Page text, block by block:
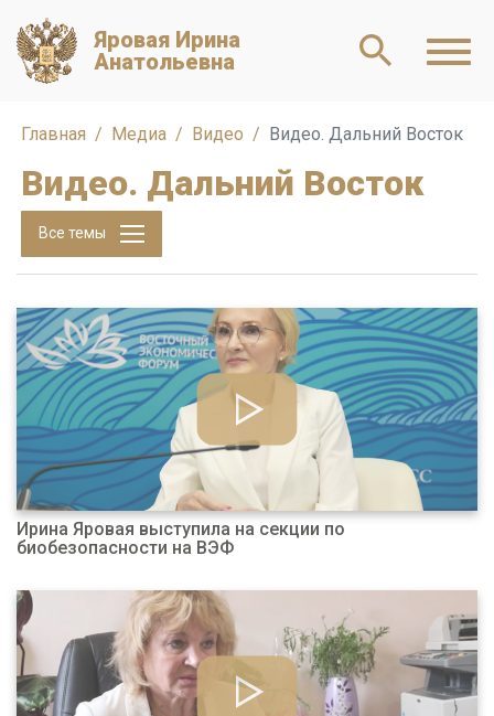
Яровая Ирина
Анатольевна
Главная Медиа Видео Видео. Дальний Восток
Видео. Дальний Восток
Все темы
Ирина Яровая выступила на секции по
биобезопасности на ВЭФ